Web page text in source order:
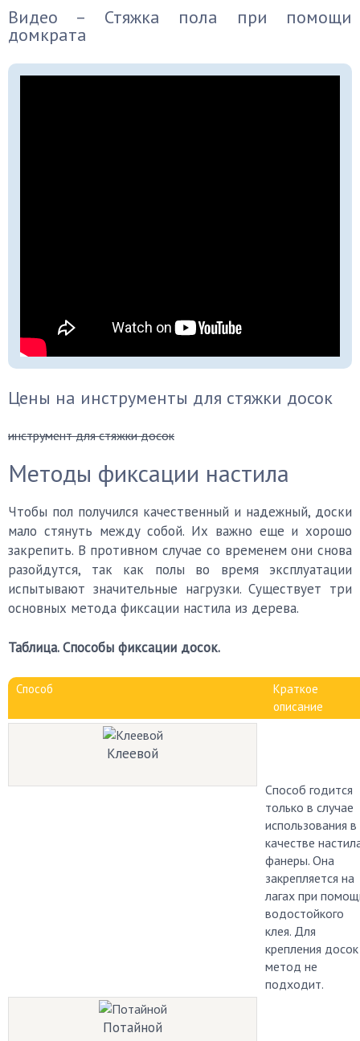
Видео – Стяжка пола при помощи
домкрата
Цены на инструменты для стяжки досок
инструмент для стяжки досок
Методы фиксации настила
Чтобы пол получился качественный и надежный, доски
мало стянуть между собой. Их важно еще и хорошо
закрепить. В противном случае со временем они снова
разойдутся, так как полы во время эксплуатации
испытывают значительные нагрузки. Существует три
основных метода фиксации настила из дерева.
Таблица. Способы фиксации досок.
Способ
Краткое
описание
Клеевой
Способ годится
только в случае
использования в
качестве
фанеры. Она
закрепляется на
лагах при
водостойкого
клея. Для
крепления досок
метод не
подходит.
Потайной